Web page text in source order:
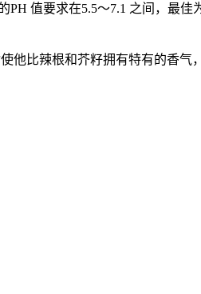
值要求在5.5～7.1 之间，最
比辣根和芥籽拥有特有的香气